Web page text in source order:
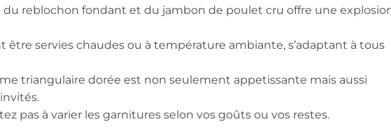
du reblochon fondant et du jambon de poulet cru offre une
être servies chaudes ou à température ambiante, s’adaptant à tous
triangulaire dorée est non seulement appetissante mais aussi
pas à varier les garnitures selon vos goûts ou vos restes.